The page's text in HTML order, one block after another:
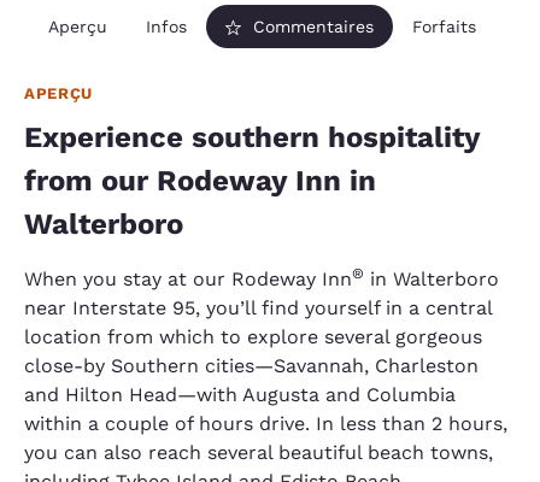
Aperçu Infos Commentaires Forfaits
APERÇU
Experience southern hospitality
from our Rodeway Inn in
Walterboro
When you stay at our Rodeway Inn® in Walterboro
near Interstate 95, you’ll find yourself in a central
location from which to explore several gorgeous
close-by Southern cities—Savannah, Charleston
and Hilton Head—with Augusta and Columbia
within a couple of hours drive. In less than 2 hours,
you can also reach several beautiful beach towns,